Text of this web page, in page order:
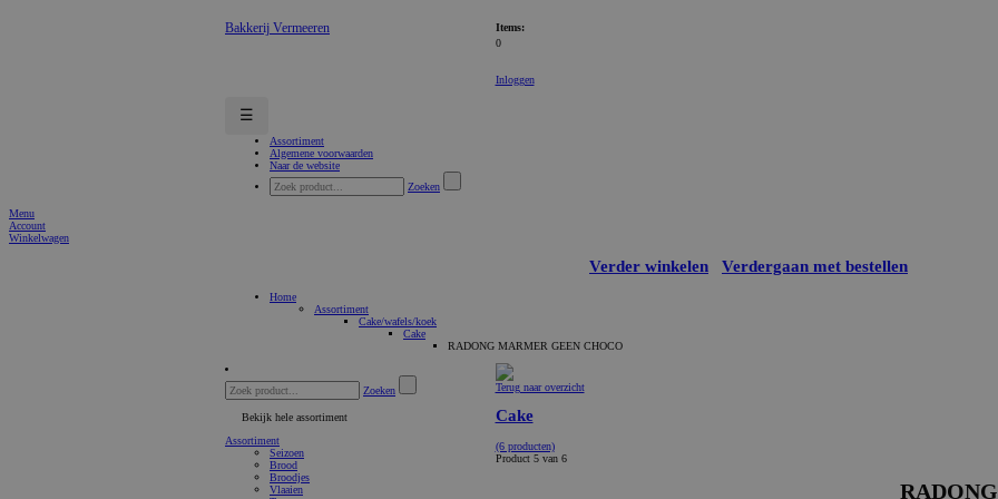
Bakkerij Vermeeren
Items:
0
Inloggen
☰
Assortiment
Algemene voorwaarden
Naar de website
Zoeken
Menu
Account
Winkelwagen
Verder winkelen Verdergaan met bestellen
Home
Assortiment
Cake/wafels/koek
Cake
RADONG MARMER GEEN CHOCO
Zoeken
Bekijk hele assortiment
Assortiment
Seizoen
Brood
Broodjes
Vlaaien
Terug naar overzicht
Cake
(6 producten)
Product 5 van 6